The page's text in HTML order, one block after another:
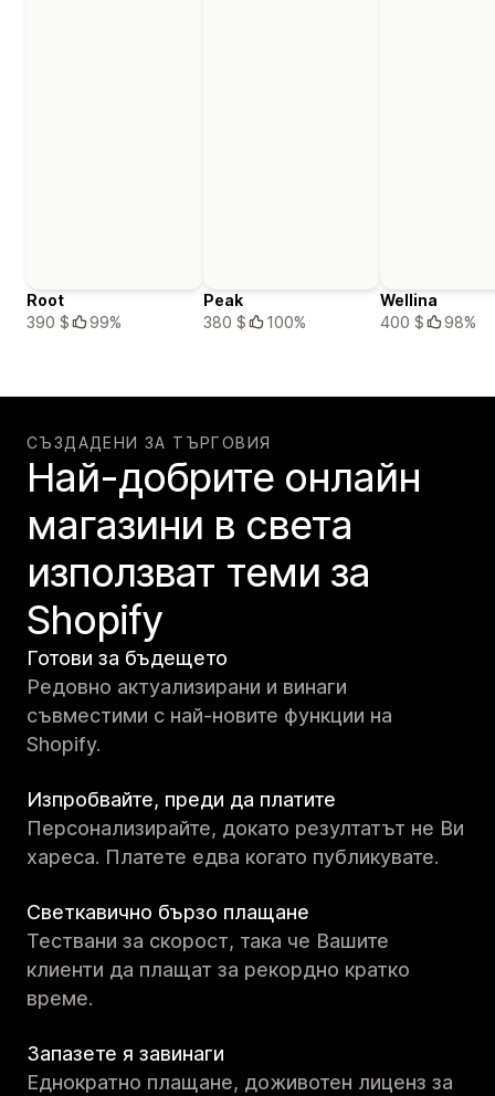
Root
390 $
99%
Peak
380 $
100%
Wellina
400 $
98%
СЪЗДАДЕНИ ЗА ТЪРГОВИЯ
Най-добрите онлайн
магазини в света
използват теми за
Shopify
Готови за бъдещето
Редовно актуализирани и винаги
съвместими с най-новите функции на
Shopify.
Изпробвайте, преди да платите
Персонализирайте, докато резултатът не Ви
хареса. Платете едва когато публикувате.
Светкавично бързо плащане
Тествани за скорост, така че Вашите
клиенти да плащат за рекордно кратко
време.
Запазете я завинаги
Еднократно плащане, доживотен лиценз за